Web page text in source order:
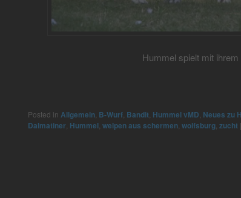
Hummel spielt mit ihrem
Posted in Allgemein B-Wurf Bandit Hummel vMD Neues zu
Dalmatiner Hummel welpen aus schermen wolfsburg zucht |